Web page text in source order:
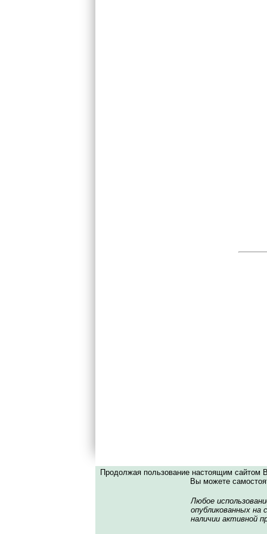
Продолжая пользование настоящим сайтом
Вы можете
Любое
опубликованных на
наличии активной